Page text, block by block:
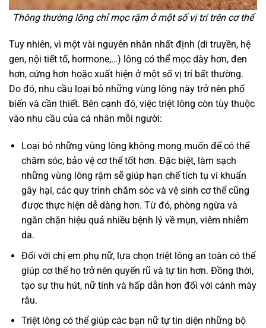
Thông thường lông chỉ mọc rậm ở một số vị trí trên cơ thể
Tuy nhiên, vì một vài nguyên nhân nhất định (di truyền, hệ
gen, nội tiết tố, hormone,…) lông có thể mọc dày hơn, đen
hơn, cứng hơn hoặc xuất hiện ở một số vị trí bất thường.
Do đó, nhu cầu loại bỏ những vùng lông này trở nên phổ
biến và cần thiết. Bên cạnh đó, việc triệt lông còn tùy thuộc
vào nhu cầu của cá nhân mỗi người:
Loại bỏ những vùng lông không mong muốn để có thể
chăm sóc, bảo vệ cơ thể tốt hơn. Đặc biệt, làm sạch
những vùng lông rậm sẽ giúp hạn chế tích tụ vi khuẩn
gây hại, các quy trình chăm sóc và vệ sinh cơ thể cũng
được thực hiện dễ dàng hơn. Từ đó, phòng ngừa và
ngăn chặn hiệu quả nhiều bệnh lý về mụn, viêm nhiễm
da.
Đối với chị em phụ nữ, lựa chọn triệt lông an toàn có thể
giúp cơ thể họ trở nên quyến rũ và tự tin hơn. Đồng thời,
tạo sự thu hút, nữ tính và hấp dẫn hơn đối với cánh mày
râu.
Triệt lông có thể giúp các bạn nữ tự tin diện những bộ